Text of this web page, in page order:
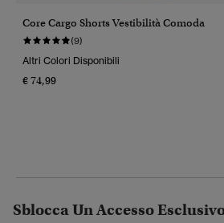
Core Cargo Shorts Vestibilità Comoda
(9)
Altri Colori Disponibili
€ 74,99
Sblocca Un Accesso